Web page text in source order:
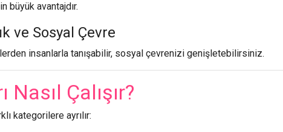
büyük avantajdır.
ve Sosyal Çevre
insanlarla tanışabilir, sosyal çevrenizi genişletebilirsiniz.
Nasıl Çalışır?
kategorilere ayrılır: